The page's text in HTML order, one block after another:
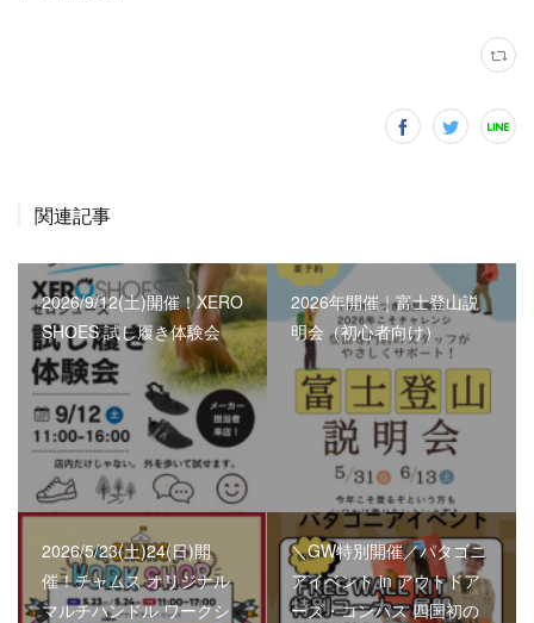
関連記事
2026/9/12(土)開催！XERO
SHOES 試し履き体験会
2026年開催｜富士登山説
明会（初心者向け）
2026/5/23(土)24(日)開
催！チャムス オリジナル
マルチハンドル ワークシ
＼GW特別開催／パタゴニ
アイベント in アウトドア
ーズ・コンパス 四国初の